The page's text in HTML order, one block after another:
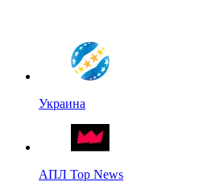
Украина
АПЛ Top News